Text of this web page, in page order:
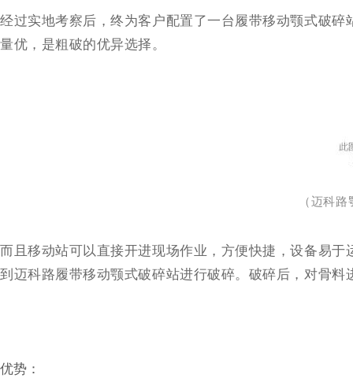
经过实地考察后，终为客户配置了一台履带移动颚式破
量优，是粗破的优异选择。
（迈科路
而且移动站可以直接开进现场作业，方便快捷，设备易
到迈科路履带移动颚式破碎站进行破碎。破碎后，对骨
优势：